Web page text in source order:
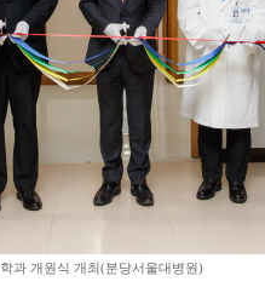
과 개원식 개최(분당서울대병원)